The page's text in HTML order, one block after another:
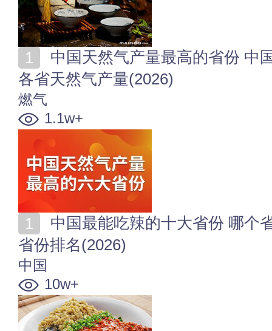
各省天然气产量(2026)
燃气
1.1w+
省份排名(2026)
中国
10w+